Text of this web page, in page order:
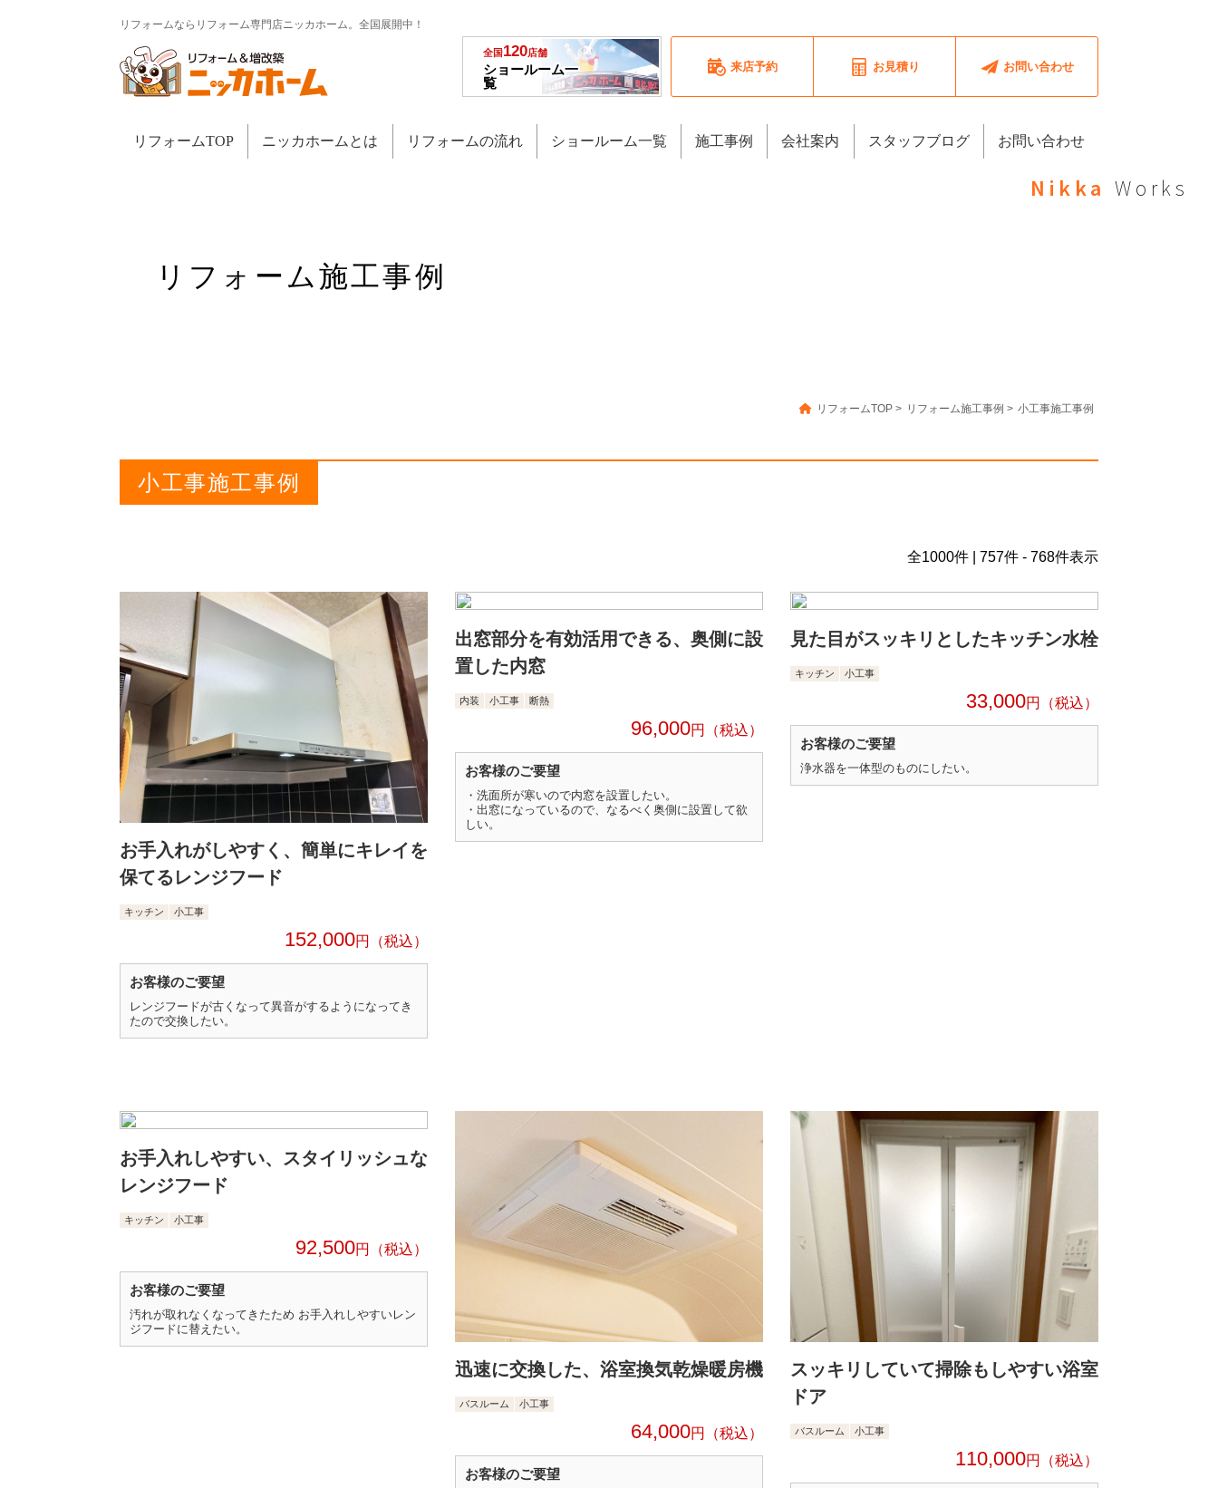
リフォームならリフォーム専門店ニッカホーム。全国展開中！
全国120店舗
ショールーム一
覧
来店予約 お見積り お問い合わせ
リフォームTOP ニッカホームとは リフォームの流れ ショールーム一覧 施工事例 会社案内 スタッフブログ お問い合わせ
Nikka Works
リフォーム施工事例
リフォームTOP > リフォーム施工事例 > 小工事施工事例
小工事施工事例
全1000件 | 757件 - 768件表示
お手入れがしやすく、簡単にキレイを
保てるレンジフード
キッチン 小工事
152,000円
お客様のご要望
レンジフードが古くなって異音がするようになってき
たので交換したい。
出窓部分を有効活用できる、奥側に設
置した内窓
内装 小工事 断熱
96,000円
お客様のご要望
・洗面所が寒いので内窓を設置したい。
・出窓になっているので、なるべく奥側に設置して欲
しい。
見た目がスッキリとしたキッチン水栓
キッチン 小工事
33,000円
お客様のご要望
浄水器を一体型のものにしたい。
お手入れしやすい、スタイリッシュな
レンジフード
キッチン 小工事
92,500円
お客様のご要望
汚れが取れなくなってきたため お手入れしやすいレン
ジフードに替えたい。
迅速に交換した、浴室換気乾燥暖房機
バスルーム 小工事
64,000円
お客様のご要望
スッキリしていて掃除もしやすい浴室
ドア
バスルーム 小工事
110,000円